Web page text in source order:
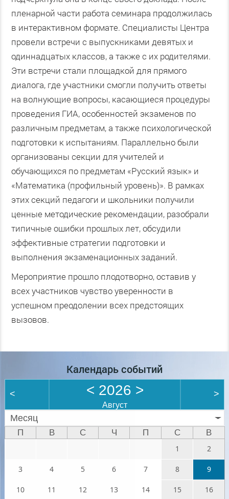
пленарной части работа семинара продолжилась
в интерактивном формате. Специалисты Центра
провели встречи с выпускниками девятых и
одиннадцатых классов, а также с их родителями.
Эти встречи стали площадкой для прямого
диалога, где участники смогли получить ответы
на волнующие вопросы, касающиеся процедуры
проведения ГИА, особенностей экзаменов по
различным предметам, а также психологической
подготовки к испытаниям. Параллельно были
организованы секции для учителей и
обучающихся по предметам «Русский язык» и
«Математика (профильный уровень)». В рамках
этих секций педагоги и школьники получили
ценные методические рекомендации, разобрали
типичные ошибки прошлых лет, обсудили
эффективные стратегии подготовки и
выполнения экзаменационных заданий.
Мероприятие прошло плодотворно, оставив у
всех участников чувство уверенности в
успешном преодолении всех предстоящих
вызовов.
Календарь событий
< < 2026 >
Август
>
Месяц
П В С Ч П С
В
1
2
3 4 5 6 7 8 9
10 11 12 13 14 15 16